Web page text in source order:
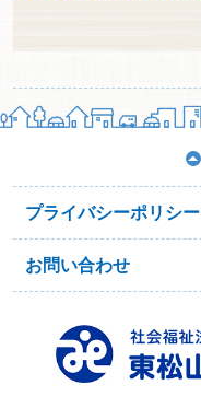
プライバシーポリシー
お問い合わせ